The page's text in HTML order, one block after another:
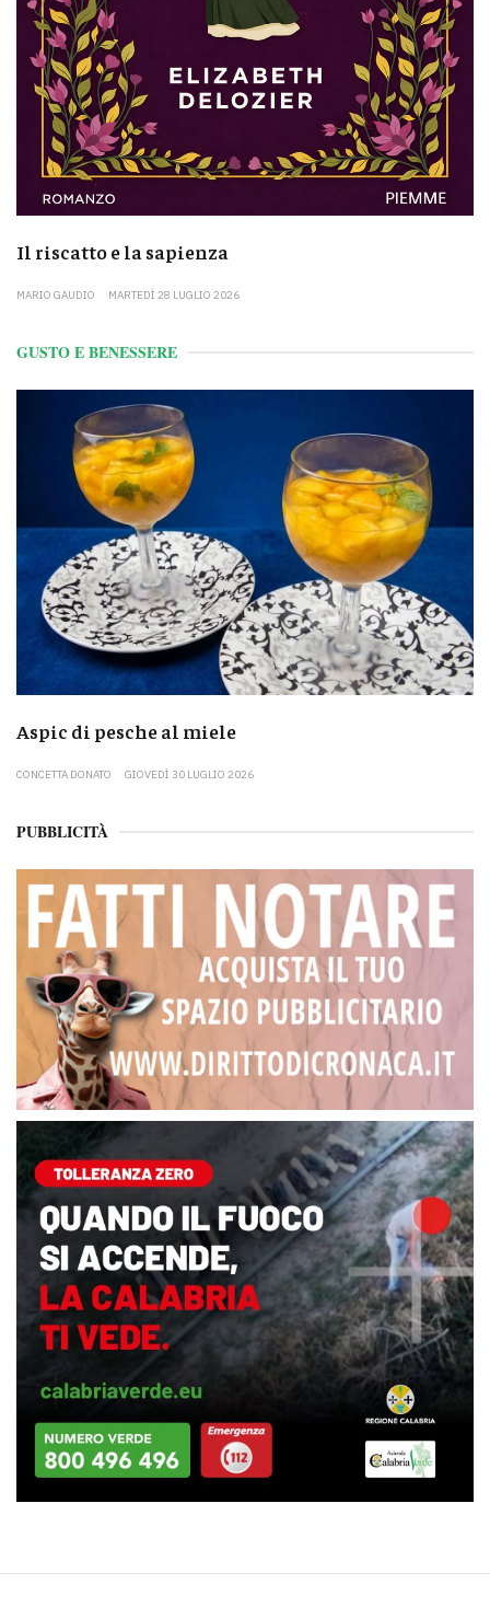
Il riscatto e la sapienza
MARIO GAUDIO MARTEDÌ 28 LUGLIO 2026
GUSTO E BENESSERE
Aspic di pesche al miele
CONCETTA DONATO GIOVEDÌ 30 LUGLIO 2026
PUBBLICITÀ